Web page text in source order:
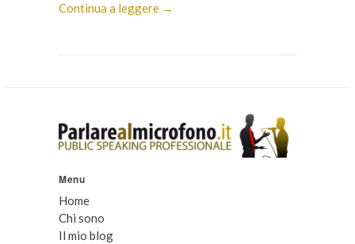
Continua a leggere →
Menu
Home
Chi sono
Il mio blog